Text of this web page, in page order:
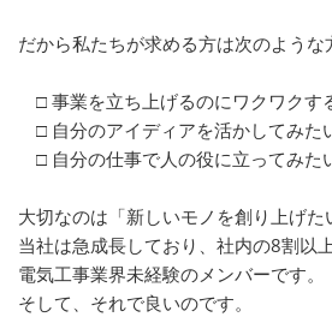
だから私たちが求める方は次のような
□ 事業を立ち上げるのにワクワクす
□ 自分のアイディアを活かしてみた
□ 自分の仕事で人の役に立ってみた
大切なのは「新しいモノを創り上げた
当社は急成長しており、社内の8割以
電気工事業界未経験のメンバーです。
そして、それで良いのです。